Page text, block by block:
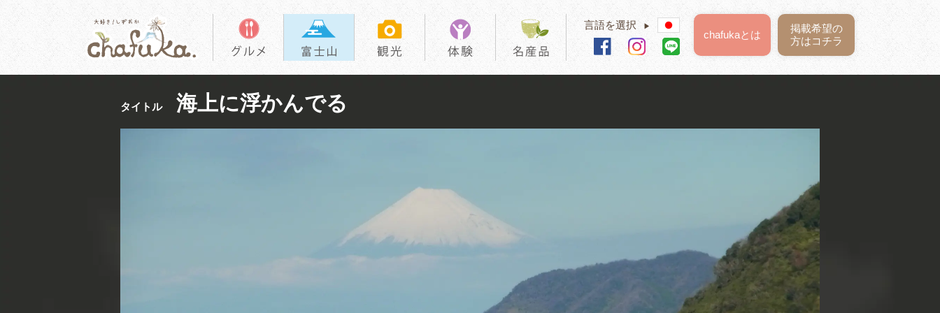
言語を選択 ▶
掲載希望の
方はコチラ
chafukaとは
タイトル 海上に浮かんでる